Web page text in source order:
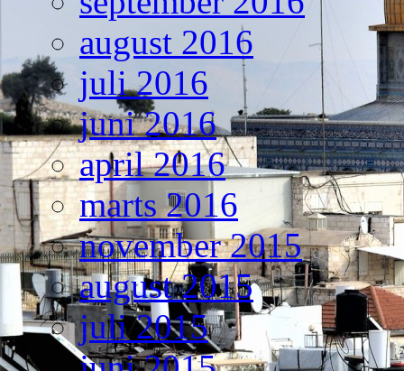
august 2016
juli 2016
juni 2016
april 2016
marts 2016
november 2015
august 2015
juli 2015